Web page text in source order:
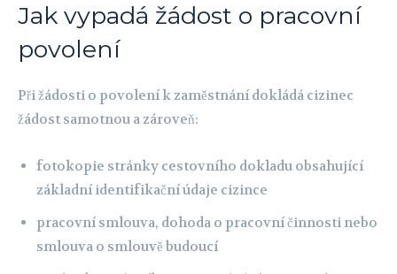
Jak vypadá žádost o pracovní
povolení
Při žádosti o povolení k zaměstnání dokládá cizinec
žádost samotnou a zároveň:
fotokopie stránky cestovního dokladu obsahující
základní identifikační údaje cizince
pracovní smlouva, dohoda o pracovní činnosti nebo
smlouva o smlouvě budoucí